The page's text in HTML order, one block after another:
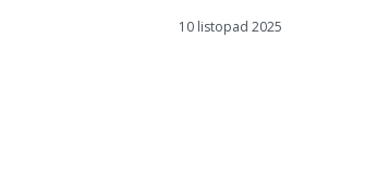
10 listopad 2025